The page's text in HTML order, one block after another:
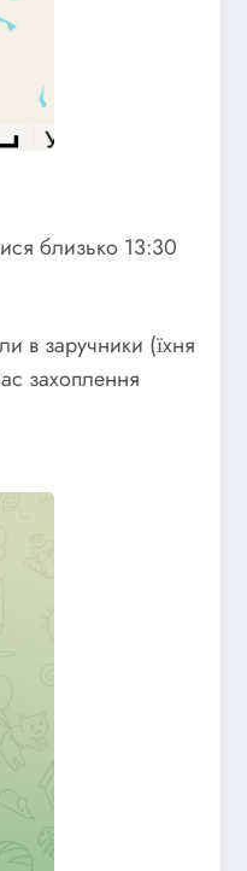
близько 13:30
в заручники (їхня
захоплення